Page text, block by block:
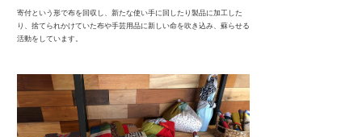
寄付という形で布を回収し、新たな使い手に回したり製品に加工した
り、捨てられかけていた布や手芸用品に新しい命を吹き込み、蘇らせる
活動をしています。